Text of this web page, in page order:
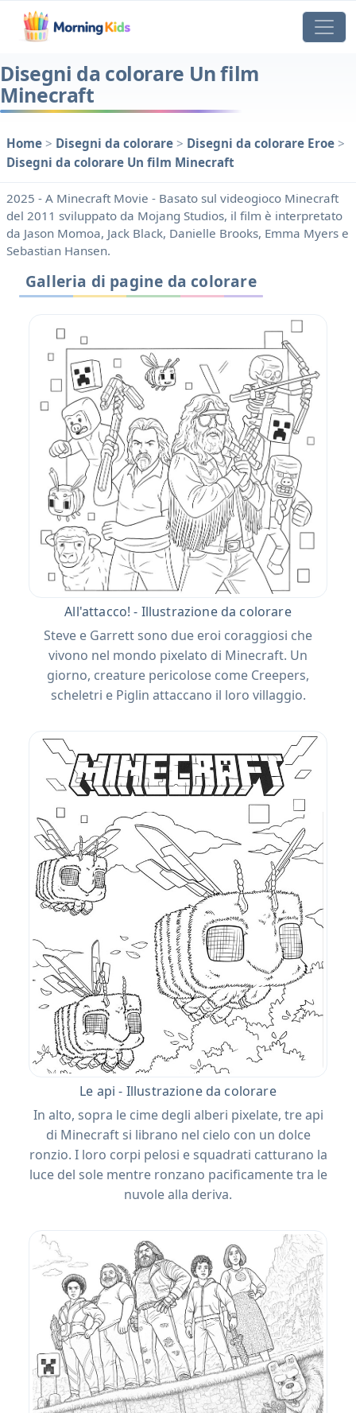
Disegni da colorare Un film
Minecraft
Home > Disegni da colorare > Disegni da colorare Eroe >
Disegni da colorare Un film Minecraft
2025 - A Minecraft Movie - Basato sul videogioco Minecraft
del 2011 sviluppato da Mojang Studios, il film è interpretato
da Jason Momoa, Jack Black, Danielle Brooks, Emma Myers e
Sebastian Hansen.
Galleria di pagine da colorare
All'attacco! - Illustrazione da colorare
Steve e Garrett sono due eroi coraggiosi che
vivono nel mondo pixelato di Minecraft. Un
giorno, creature pericolose come Creepers,
scheletri e Piglin attaccano il loro villaggio.
Le api - Illustrazione da colorare
In alto, sopra le cime degli alberi pixelate, tre api
di Minecraft si librano nel cielo con un dolce
ronzio. I loro corpi pelosi e squadrati catturano la
luce del sole mentre ronzano pacificamente tra le
nuvole alla deriva.